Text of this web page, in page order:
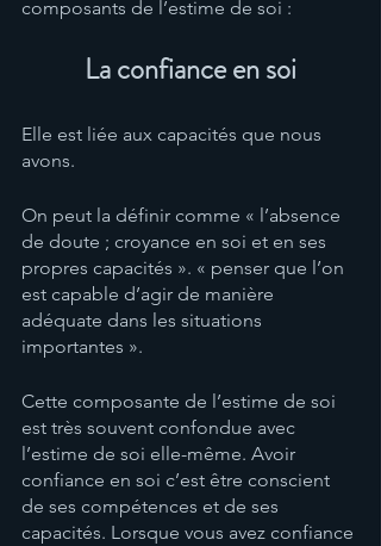
composants de l’estime de soi :
La confiance en soi
Elle est liée aux capacités que nous
avons.
On peut la définir comme « l’absence
de doute ; croyance en soi et en ses
propres capacités ». « penser que l’on
est capable d’agir de manière
adéquate dans les situations
importantes ».
Cette composante de l’estime de soi
est très souvent confondue avec
l’estime de soi elle-même. Avoir
confiance en soi c’est être conscient
de ses compétences et de ses
capacités. Lorsque vous avez confiance